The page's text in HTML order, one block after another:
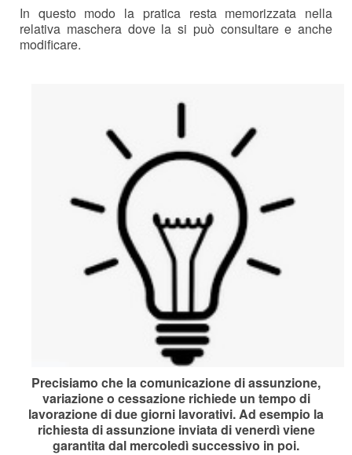
In questo modo la pratica resta memorizzata nella
relativa maschera dove la si può consultare e anche
modificare.
Precisiamo che la comunicazione di assunzione,
variazione o cessazione richiede un tempo di
lavorazione di due giorni lavorativi. Ad esempio la
richiesta di assunzione inviata di venerdì viene
garantita dal mercoledì successivo in poi.